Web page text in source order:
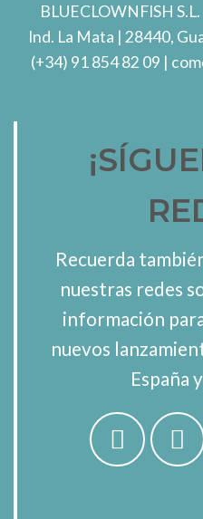
BLUECLOWNFISH S.L.
Ind. La Mata | 28440,
(+34) 91 854 82 09 |
Recuerda
nuestras redes
información
nuevos
España